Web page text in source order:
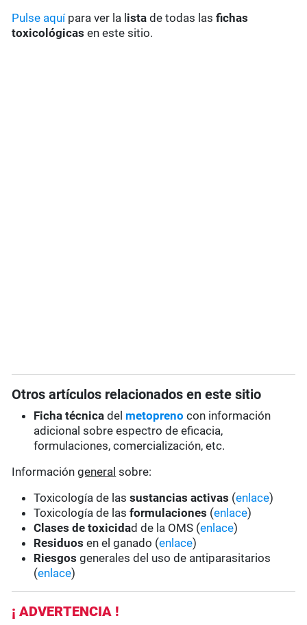
Pulse aquípara ver la l ista de todas lasfichas
toxicológicas en este sitio.
Otros artículos relacionados en este sitio
Ficha técnica del metopreno con información
adicional sobre espectro de eficacia,
formulaciones, comercialización, etc.
Informacióngeneral sobre:
Toxicología de lassustancias activas (enlace)
Toxicología de lasformulaciones (enlace)
Clases de toxicidad de la OMS (enlace)
Residuos en el ganado (enlace)
Riesgos generales del uso de antiparasitarios
(enlace)
¡ ADVERTENCIA !